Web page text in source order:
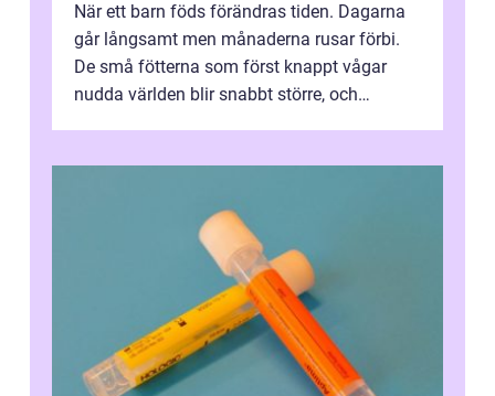
När ett barn föds förändras tiden. Dagarna
går långsamt men månaderna rusar förbi.
De små fötterna som först knappt vågar
nudda världen blir snabbt större, och